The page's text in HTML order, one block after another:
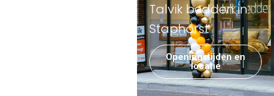
Talvik bedden in
Staphorst
Openingstijden en
locatie